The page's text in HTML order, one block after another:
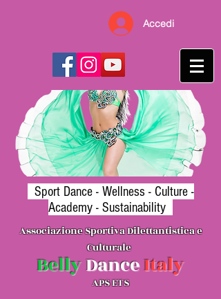
Accedi
Sport Dance - Wellness - Culture -
Academy - Sustainability
Associazione Sportiva Dilettantistica e
Culturale
BellyDanceItaly
APS ETS